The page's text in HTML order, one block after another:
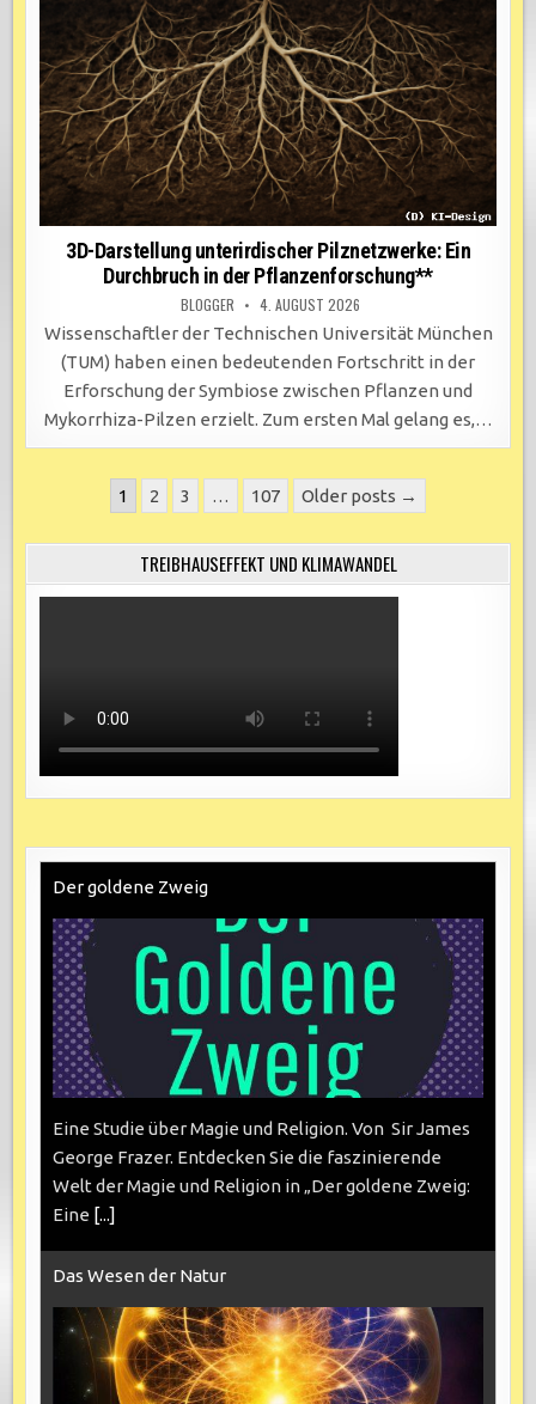
3D-Darstellung unterirdischer Pilznetzwerke: Ein
Durchbruch in der Pflanzenforschung**
BLOGGER
4. AUGUST 2026
Wissenschaftler der Technischen Universität München
(TUM) haben einen bedeutenden Fortschritt in der
Erforschung der Symbiose zwischen Pflanzen und
Mykorrhiza-Pilzen erzielt. Zum ersten Mal gelang es,…
Seitennummerierung
Beiträge
1 2 3 … 107 Older posts →
TREIBHAUSEFFEKT UND KLIMAWANDEL
Der goldene Zweig
Eine Studie über Magie und Religion. Von Sir James
George Frazer. Entdecken Sie die faszinierende
Welt der Magie und Religion in „Der goldene Zweig:
Eine [...]
Das Wesen der Natur